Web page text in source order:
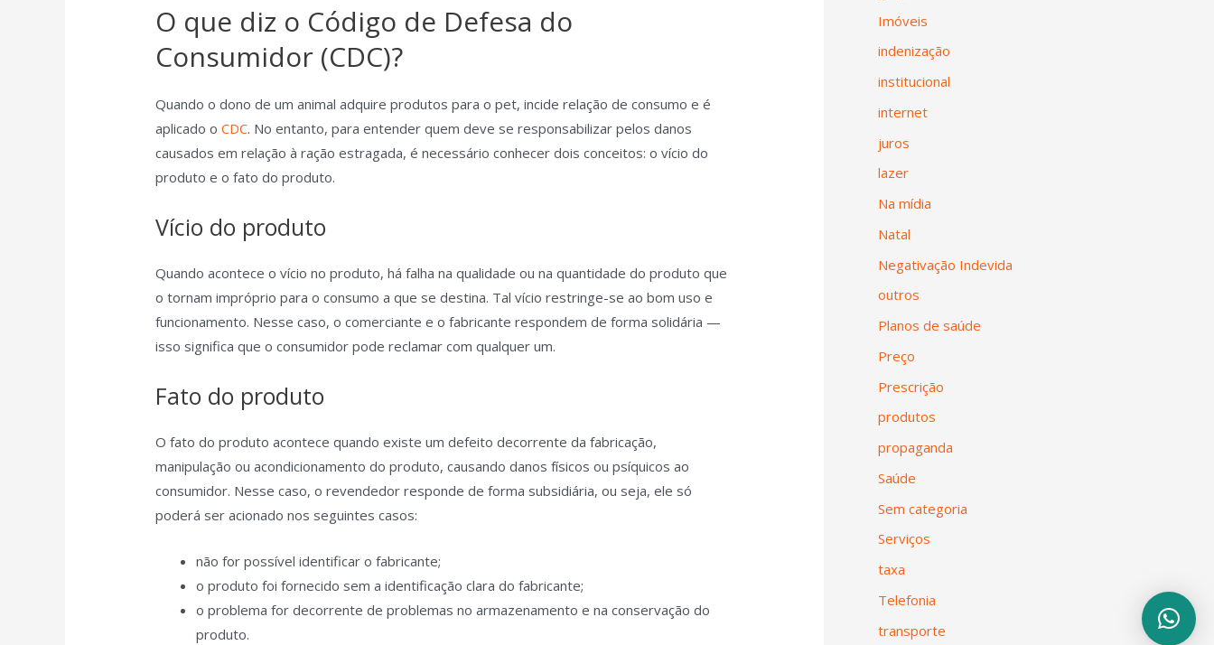
O que diz o Código de Defesa do
Consumidor (CDC)?
Quando o dono de um animal adquire produtos para o pet, incide relação de consumo e é
aplicado oCDC. No entanto, para entender quem deve se responsabilizar pelos danos
causados em relação à ração estragada, é necessário conhecer dois conceitos: o vício do
produto e o fato do produto.
Vício do produto
Quando acontece o vício no produto, há falha na qualidade ou na quantidade do produto que
o tornam impróprio para o consumo a que se destina. Tal vício restringe-se ao bom uso e
funcionamento. Nesse caso, o comerciante e o fabricante respondem de forma solidária —
isso significa que o consumidor pode reclamar com qualquer um.
Fato do produto
O fato do produto acontece quando existe um defeito decorrente da fabricação,
manipulação ou acondicionamento do produto, causando danos físicos ou psíquicos ao
consumidor. Nesse caso, o revendedor responde de forma subsidiária, ou seja, ele só
poderá ser acionado nos seguintes casos:
não for possível identificar o fabricante;
o produto foi fornecido sem a identificação clara do fabricante;
o problema for decorrente de problemas no armazenamento e na conservação do
produto.
Imóveis
indenização
institucional
internet
juros
lazer
Na mídia
Natal
Negativação Indevida
outros
Planos de saúde
Preço
Prescrição
produtos
propaganda
Saúde
Sem categoria
Serviços
taxa
Telefonia
transporte